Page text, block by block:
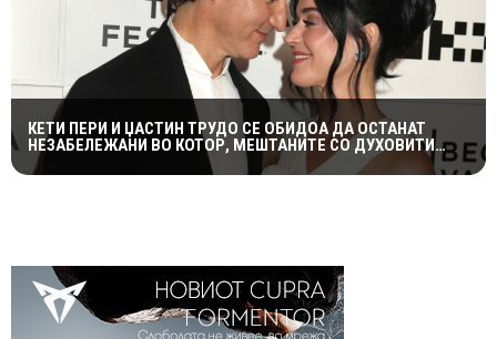
КЕТИ ПЕРИ И ЏАСТИН ТРУДО СЕ ОБИДОА ДА ОСТАНАТ
НЕЗАБЕЛЕЖАНИ ВО КОТОР, МЕШТАНИТЕ СО ДУХОВИТИ
РЕАКЦИИ: „НИКОЈ НЕ БИ ГИ ПРЕПОЗНАЛ“